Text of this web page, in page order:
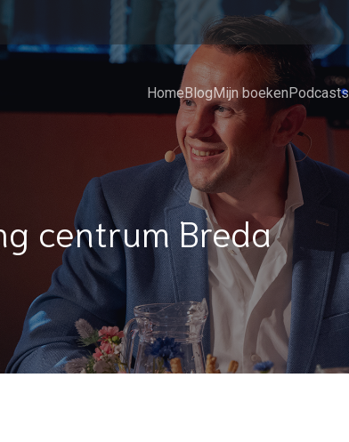
HomeBlogMijn boekenPodcasts
centrum Breda